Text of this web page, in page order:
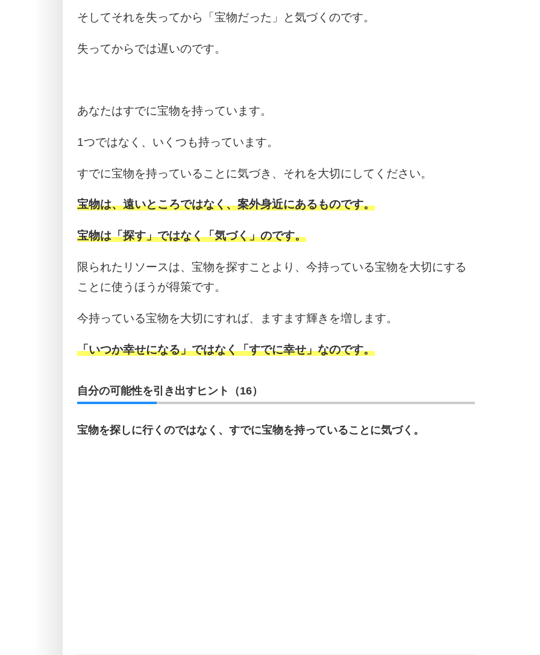
そしてそれを失ってから「宝物だった」と気づくのです。
失ってからでは遅いのです。
あなたはすでに宝物を持っています。
1つではなく、いくつも持っています。
すでに宝物を持っていることに気づき、それを大切にしてください。
宝物は、遠いところではなく、案外身近にあるものです。
宝物は「探す」ではなく「気づく」のです。
限られたリソースは、宝物を探すことより、今持っている宝物を大切にする
ことに使うほうが得策です。
今持っている宝物を大切にすれば、ますます輝きを増します。
「いつか幸せになる」ではなく「すでに幸せ」なのです。
自分の可能性を引き出すヒント（16）
宝物を探しに行くのではなく、すでに宝物を持っていることに気づく。